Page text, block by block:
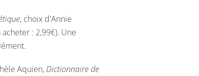
, choix d'Annie
acheter : 2,99€). Une
Aquien,Dictionnaire de